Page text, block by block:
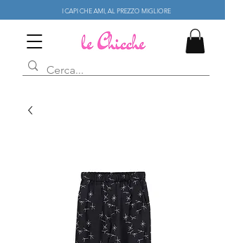
I CAPI CHE AMI, AL PREZZO MIGLIORE